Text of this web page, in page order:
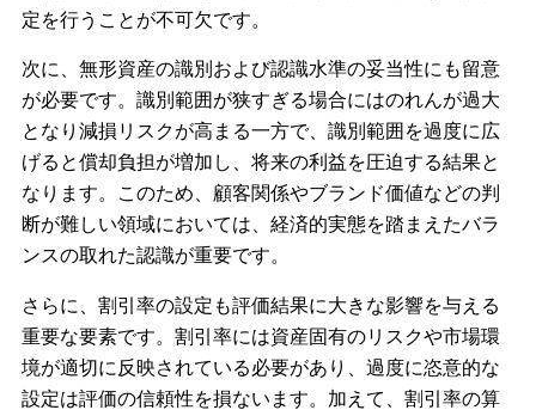
定を行うことが不可欠です。
次に、無形資産の識別および認識水準の妥当性にも留意
が必要です。識別範囲が狭すぎる場合にはのれんが過大
となり減損リスクが高まる一方で、識別範囲を過度に広
げると償却負担が増加し、将来の利益を圧迫する結果と
なります。このため、顧客関係やブランド価値などの判
断が難しい領域においては、経済的実態を踏まえたバラ
ンスの取れた認識が重要です。
さらに、割引率の設定も評価結果に大きな影響を与える
重要な要素です。割引率には資産固有のリスクや市場環
境が適切に反映されている必要があり、過度に恣意的な
設定は評価の信頼性を損ないます。加えて、割引率の算